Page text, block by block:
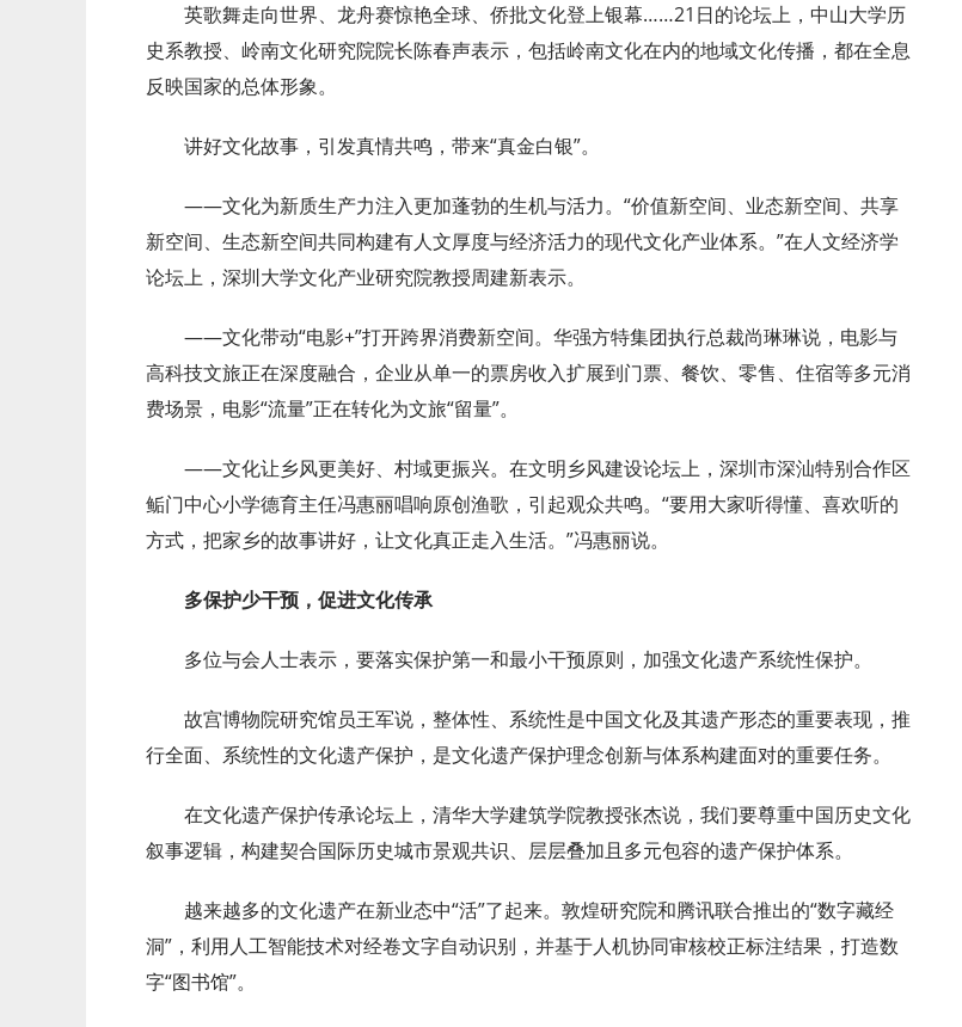
英歌舞走向世界、龙舟赛惊艳全球、侨批文化登上银幕……21日的论坛上，中山大学历
史系教授、岭南文化研究院院长陈春声表示，包括岭南文化在内的地域文化传播，都在全息
反映国家的总体形象。
讲好文化故事，引发真情共鸣，带来“真金白银”。
——文化为新质生产力注入更加蓬勃的生机与活力。“价值新空间、业态新空间、共享
新空间、生态新空间共同构建有人文厚度与经济活力的现代文化产业体系。”在人文经济学
论坛上，深圳大学文化产业研究院教授周建新表示。
——文化带动“电影+”打开跨界消费新空间。华强方特集团执行总裁尚琳琳说，电影与
高科技文旅正在深度融合，企业从单一的票房收入扩展到门票、餐饮、零售、住宿等多元消
费场景，电影“流量”正在转化为文旅“留量”。
——文化让乡风更美好、村域更振兴。在文明乡风建设论坛上，深圳市深汕特别合作区
鲘门中心小学德育主任冯惠丽唱响原创渔歌，引起观众共鸣。“要用大家听得懂、喜欢听的
方式，把家乡的故事讲好，让文化真正走入生活。”冯惠丽说。
多保护少干预，促进文化传承
多位与会人士表示，要落实保护第一和最小干预原则，加强文化遗产系统性保护。
故宫博物院研究馆员王军说，整体性、系统性是中国文化及其遗产形态的重要表现，推
行全面、系统性的文化遗产保护，是文化遗产保护理念创新与体系构建面对的重要任务。
在文化遗产保护传承论坛上，清华大学建筑学院教授张杰说，我们要尊重中国历史文化
叙事逻辑，构建契合国际历史城市景观共识、层层叠加且多元包容的遗产保护体系。
越来越多的文化遗产在新业态中“活”了起来。敦煌研究院和腾讯联合推出的“数字藏经
洞”，利用人工智能技术对经卷文字自动识别，并基于人机协同审核校正标注结果，打造数
字“图书馆”。